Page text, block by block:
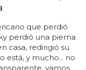
que perdió
perdió una pierna
casa, redirigió su
está, y mucho... no
vamos,